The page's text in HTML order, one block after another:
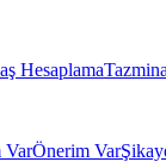
Hesaplama
VarÖnerim Var